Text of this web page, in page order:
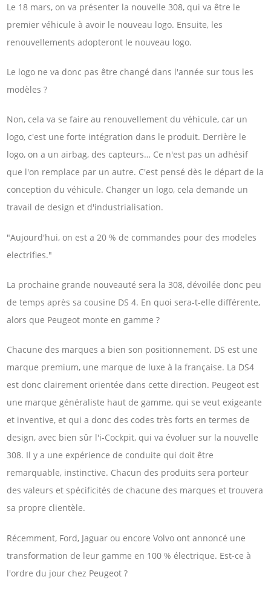
Le 18 mars, on va présenter la nouvelle 308, qui va être le
premier véhicule à avoir le nouveau logo. Ensuite, les
renouvellements adopteront le nouveau logo.
Le logo ne va donc pas être changé dans l'année sur tous les
modèles ?
Non, cela va se faire au renouvellement du véhicule, car un
logo, c'est une forte intégration dans le produit. Derrière le
logo, on a un airbag, des capteurs… Ce n'est pas un adhésif
que l'on remplace par un autre. C'est pensé dès le départ de la
conception du véhicule. Changer un logo, cela demande un
travail de design et d'industrialisation.
"Aujourd'hui, on est a 20 % de commandes pour des modeles
electrifies."
La prochaine grande nouveauté sera la 308, dévoilée donc peu
de temps après sa cousine DS 4. En quoi sera-t-elle différente,
alors que Peugeot monte en gamme ?
Chacune des marques a bien son positionnement. DS est une
marque premium, une marque de luxe à la française. La DS4
est donc clairement orientée dans cette direction. Peugeot est
une marque généraliste haut de gamme, qui se veut exigeante
et inventive, et qui a donc des codes très forts en termes de
design, avec bien sûr l'i-Cockpit, qui va évoluer sur la nouvelle
308. Il y a une expérience de conduite qui doit être
remarquable, instinctive. Chacun des produits sera porteur
des valeurs et spécificités de chacune des marques et trouvera
sa propre clientèle.
Récemment, Ford, Jaguar ou encore Volvo ont annoncé une
transformation de leur gamme en 100 % électrique. Est-ce à
l'ordre du jour chez Peugeot ?